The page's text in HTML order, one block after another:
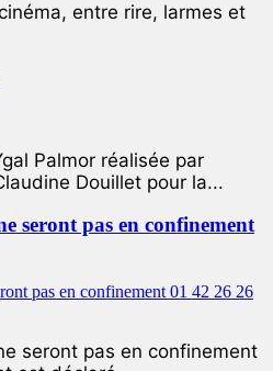
entre rire, larmes et
Palmor réalisée par
Douillet pour la...
seront pas en confinement
seront pas en confinement